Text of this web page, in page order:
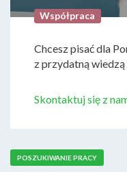
Współpraca
Chcesz pisać dla
z przydatną
Skontaktuj się z
POSZUKIWANIE PRACY